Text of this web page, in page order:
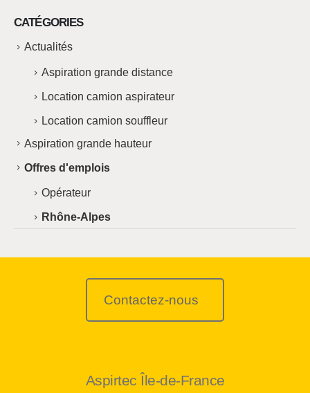
CATÉGORIES
Actualités
Aspiration grande distance
Location camion aspirateur
Location camion souffleur
Aspiration grande hauteur
Offres d'emplois
Opérateur
Rhône-Alpes
Contactez-nous
Aspirtec Île-de-France